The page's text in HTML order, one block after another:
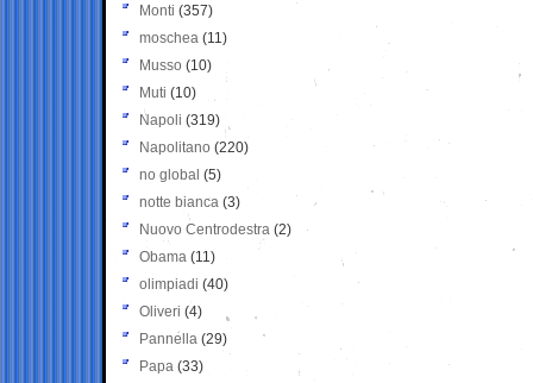
Monti (357)
moschea (11)
Musso (10)
Muti (10)
Napoli (319)
Napolitano (220)
no global (5)
notte bianca (3)
Nuovo Centrodestra (2)
Obama (11)
olimpiadi (40)
Oliveri (4)
Pannella (29)
Papa (33)